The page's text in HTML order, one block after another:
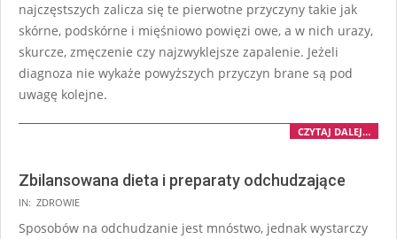
najczęstszych zalicza się te pierwotne przyczyny takie jak
skórne, podskórne i mięśniowo powięzi owe, a w nich urazy,
skurcze, zmęczenie czy najzwyklejsze zapalenie. Jeżeli
diagnoza nie wykaże powyższych przyczyn brane są pod
uwagę kolejne.
CZYTAJ DALEJ…
Zbilansowana dieta i preparaty odchudzające
IN: ZDROWIE
Sposobów na odchudzanie jest mnóstwo, jednak wystarczy